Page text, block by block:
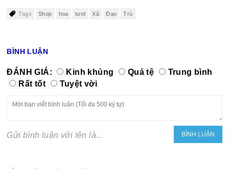
Tags Shop hoa tươi Xã Đạo Trù
BÌNH LUẬN
ĐÁNH GIÁ: Kinh khủng Quá tệ
Trung bình
Rất tốt
Tuyệt vời
Gửi bình luận với tên là...